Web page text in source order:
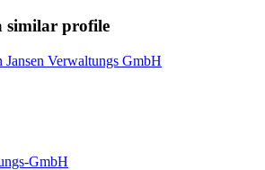
similar profile
Jansen Verwaltungs GmbH
GmbH